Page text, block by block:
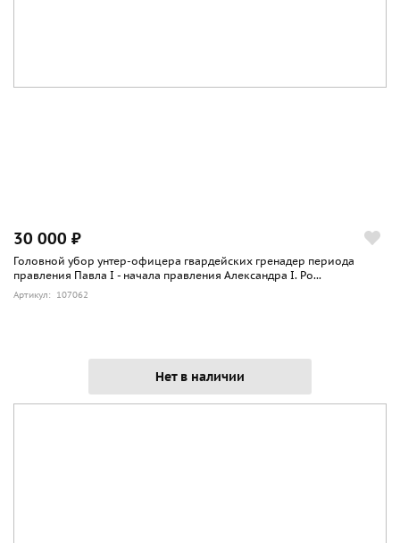
30 000 ₽
Головной убор унтер-офицера гвардейских гренадер периода
правления Павла I - начала правления Александра I. Ро...
Артикул: 107062
Нет в наличии